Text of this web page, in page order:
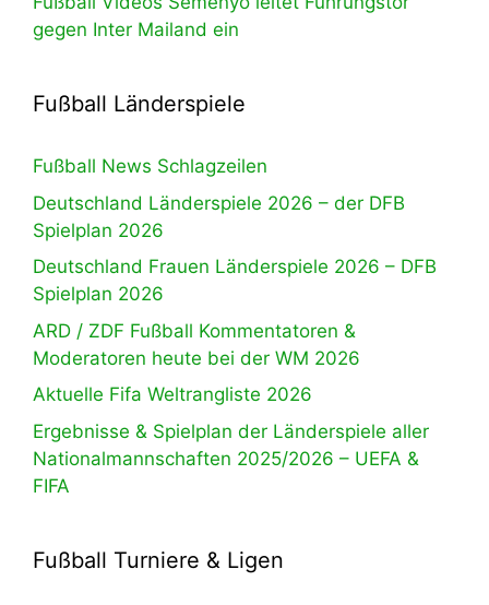
gegen Inter Mailand ein
Fußball Länderspiele
Fußball News Schlagzeilen
Deutschland Länderspiele 2026 – der DFB
Spielplan 2026
Deutschland Frauen Länderspiele 2026 – DFB
Spielplan 2026
ARD / ZDF Fußball Kommentatoren &
Moderatoren heute bei der WM 2026
Aktuelle Fifa Weltrangliste 2026
Ergebnisse & Spielplan der Länderspiele aller
Nationalmannschaften 2025/2026 – UEFA &
FIFA
Fußball Turniere & Ligen